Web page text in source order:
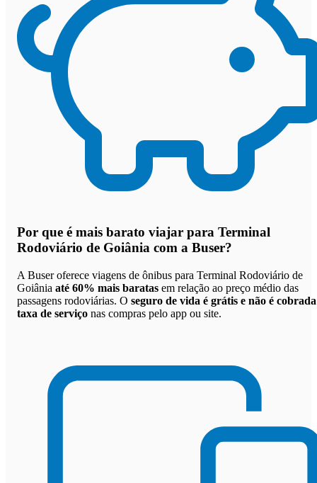
Por que é mais barato viajar para Terminal
Rodoviário de Goiânia com a Buser?
A Buser oferece viagens de ônibus para Terminal Rodoviário de
Goiânia até 60% mais baratas em relação ao preço médio das
passagens rodoviárias. O seguro de vida é grátis e não é cobrada
taxa de serviço nas compras pelo app ou site.